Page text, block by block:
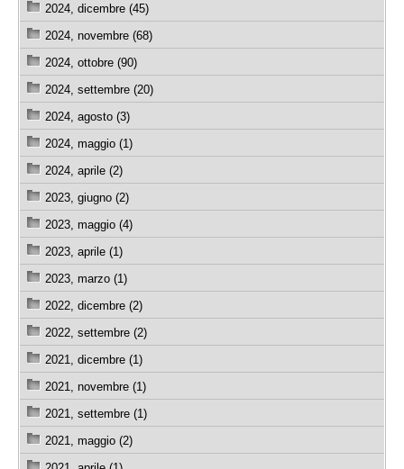
2024, dicembre (45)
2024, novembre (68)
2024, ottobre (90)
2024, settembre (20)
2024, agosto (3)
2024, maggio (1)
2024, aprile (2)
2023, giugno (2)
2023, maggio (4)
2023, aprile (1)
2023, marzo (1)
2022, dicembre (2)
2022, settembre (2)
2021, dicembre (1)
2021, novembre (1)
2021, settembre (1)
2021, maggio (2)